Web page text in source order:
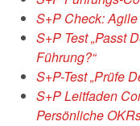
S+P Check:
S+P Test „Passt
Führung?“
S+P-Test „Prüfe
S+P Leitfaden
Persönliche